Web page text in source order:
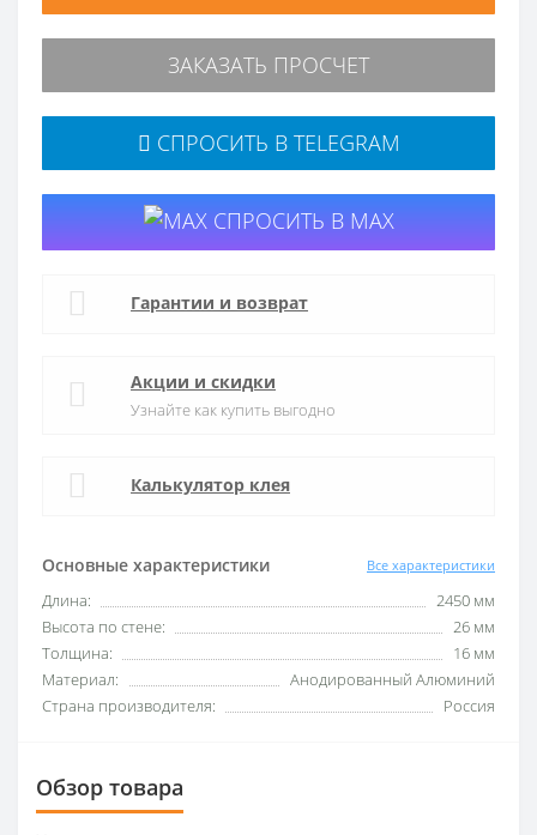
Основные характеристики Все характеристики
Длина:
2450 мм
Высота по стене:
26 мм
Толщина:
16 мм
Материал:
Анодированный Алюминий
Страна производителя:
Россия
ЗАКАЗАТЬ ПРОСЧЕТ
СПРОСИТЬ В TELEGRAM
СПРОСИТЬ В MAX
Гарантии и возврат
Акции и скидки
Узнайте как купить выгодно
Калькулятор клея
Обзор товара